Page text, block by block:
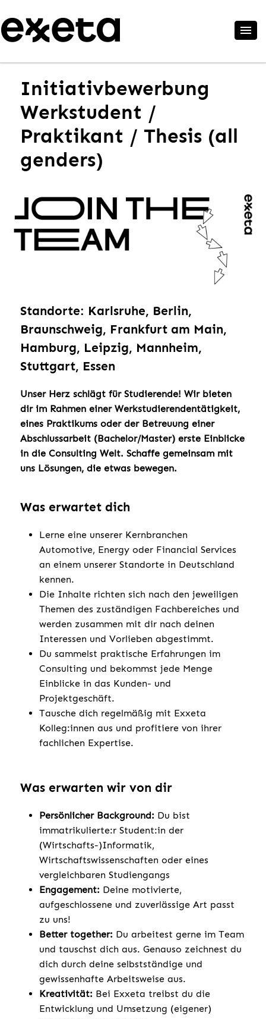
Initiativbewerbung
Werkstudent /
Praktikant / Thesis (all
genders)
Standorte: Karlsruhe, Berlin,
Braunschweig, Frankfurt am Main,
Hamburg, Leipzig, Mannheim,
Stuttgart, Essen
Unser Herz schlägt für Studierende! Wir bieten
dir im Rahmen einer Werkstudierendentätigkeit,
eines Praktikums oder der Betreuung einer
Abschlussarbeit (Bachelor/Master) erste Einblicke
in die Consulting Welt. Schaffe gemeinsam mit
uns Lösungen, die etwas bewegen.
Was erwartet dich
Lerne eine unserer Kernbranchen
Automotive, Energy oder Financial Services
an einem unserer Standorte in Deutschland
kennen.
Die Inhalte richten sich nach den jeweiligen
Themen des zuständigen Fachbereiches und
werden zusammen mit dir nach deinen
Interessen und Vorlieben abgestimmt.
Du sammelst praktische Erfahrungen im
Consulting und bekommst jede Menge
Einblicke in das Kunden- und
Projektgeschäft.
Tausche dich regelmäßig mit Exxeta
Kolleg:innen aus und profitiere von ihrer
fachlichen Expertise.
Was erwarten wir von dir
Persönlicher Background: Du bist
immatrikulierte:r Student:in der
(Wirtschafts-)Informatik,
Wirtschaftswissenschaften oder eines
vergleichbaren Studiengangs
Engagement: Deine motivierte,
aufgeschlossene und zuverlässige Art passt
zu uns!
Better together: Du arbeitest gerne im Team
und tauschst dich aus. Genauso zeichnest du
dich durch deine selbstständige und
gewissenhafte Arbeitsweise aus.
Kreativität: Bei Exxeta treibst du die
Entwicklung und Umsetzung (eigener)